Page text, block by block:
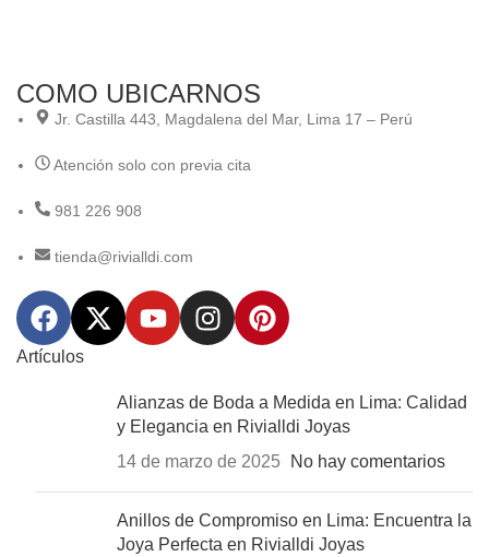
COMO UBICARNOS
Jr. Castilla 443, Magdalena del Mar, Lima 17 – Perú
Atención solo con previa cita
981 226 908
tienda@rivialldi.com
Artículos
Alianzas de Boda a Medida en Lima: Calidad
y Elegancia en Rivialldi Joyas
14 de marzo de 2025
No hay comentarios
Anillos de Compromiso en Lima: Encuentra la
Joya Perfecta en Rivialldi Joyas